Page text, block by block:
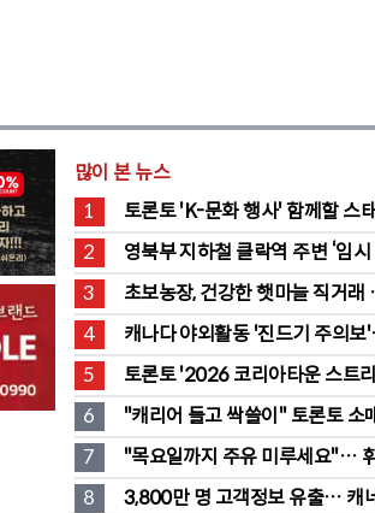
많이 본 뉴스
1
토론토 'K-문화 행사' 함께할 스
채용 공고
2
영북부 지하철 클락역 주변 ‘임시
전환… “영 스트리트 바뀐다”
3
초보농장, 건강한 햇마늘 직거
든 전통 장류도 판매
4
캐나다 야외활동 '진드기 주의
때 올바른 대처법은?
5
토론토 '2026 코리아타운 스트리
벌' 개최
6
"캐리어 들고 싹쓸이" 토론토 소
546명 검거…훔친 물건 재유통
7
"목요일까지 주유 미루세요"…
대폭 하락 예고
8
3,800만 명 고객정보 유출… 캐네